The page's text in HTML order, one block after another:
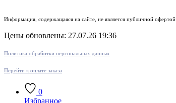
Информация, содержащаяся на сайте, не является публичной офертой.
Цены обновлены: 27.07.26 19:36
Политика обработки персональных данных
Перейти к оплате заказа
0
Избранное